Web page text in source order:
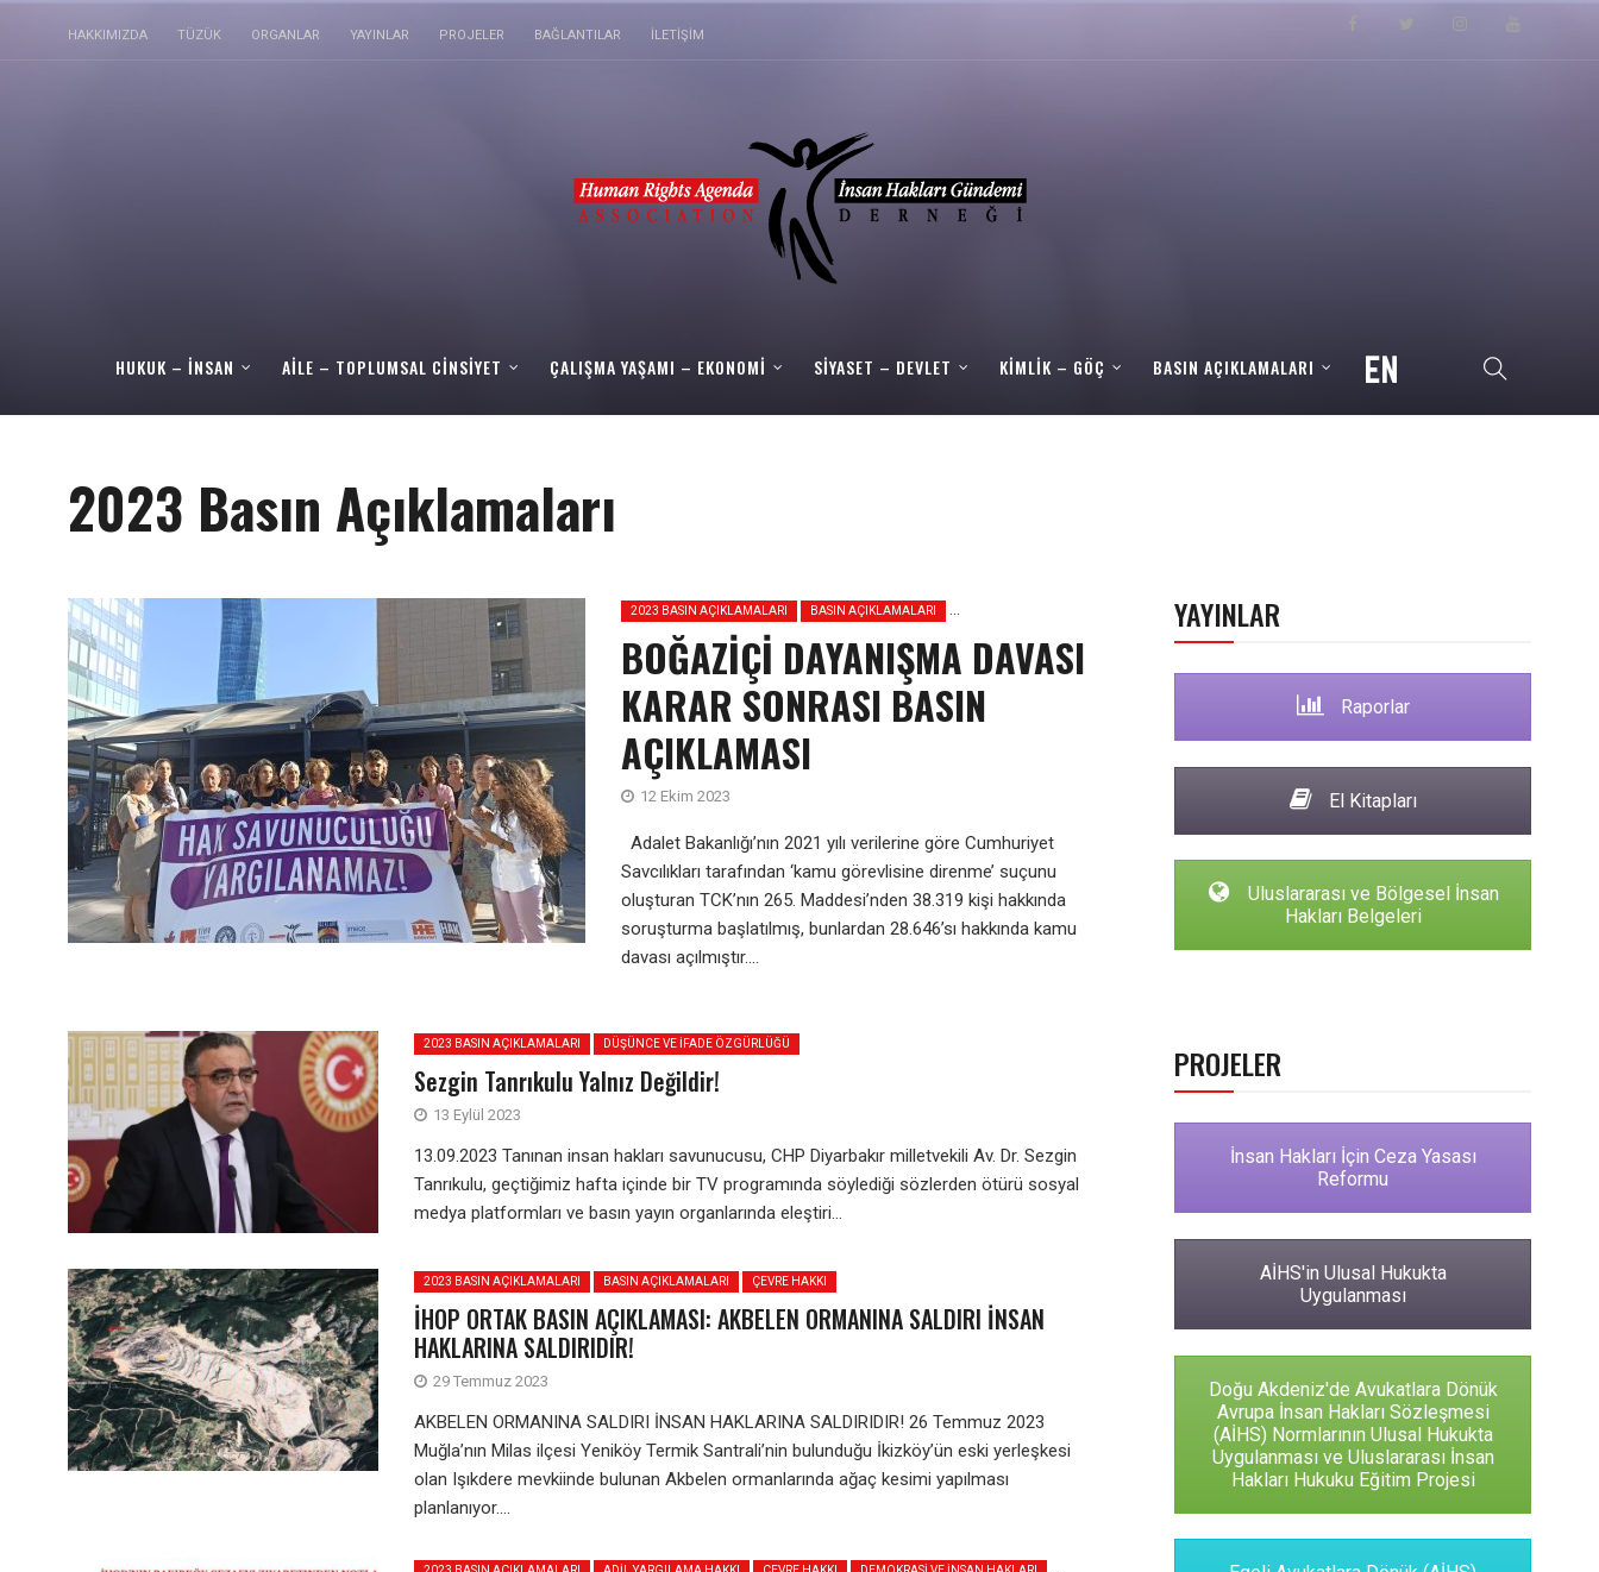
HAKKIMIZDA TÜZÜK ORGANLAR YAYINLAR PROJELER BAĞLANTILAR İLETIŞIM
HUKUK – İNSAN AILE – TOPLUMSAL CINSIYET ÇALIŞMA YAŞAMI – EKONOMI SIYASET – DEVLET KIMLIK – GÖÇ BASIN AÇIKLAMALARI
2023 Basın Açıklamaları
2023 BASIN AÇIKLAMALARI BASIN AÇIKLAMALARI
BOĞAZİÇİ DAYANIŞMA DAVASI
KARAR SONRASI BASIN
AÇIKLAMASI
12 Ekim 2023
Adalet Bakanlığı’nın 2021 yılı verilerine göre Cumhuriyet
Savcılıkları tarafından ‘kamu görevlisine direnme’ suçunu
oluşturan TCK’nın 265. Maddesi’nden 38.319 kişi hakkında
soruşturma başlatılmış, bunlardan 28.646’sı hakkında kamu
davası açılmıştır....
2023 BASIN AÇIKLAMALARI DÜŞÜNCE VE İFADE ÖZGÜRLÜĞÜ
Sezgin Tanrıkulu Yalnız Değildir!
13 Eylül 2023
13.09.2023 Tanınan insan hakları savunucusu, CHP Diyarbakır milletvekili Av. Dr. Sezgin
Tanrıkulu, geçtiğimiz hafta içinde bir TV programında söylediği sözlerden ötürü sosyal
medya platformları ve basın yayın organlarında eleştiri...
2023 BASIN AÇIKLAMALARI BASIN AÇIKLAMALARI ÇEVRE HAKKI
İHOP ORTAK BASIN AÇIKLAMASI: AKBELEN ORMANINA SALDIRI İNSAN
HAKLARINA SALDIRIDIR!
29 Temmuz 2023
AKBELEN ORMANINA SALDIRI İNSAN HAKLARINA SALDIRIDIR! 26 Temmuz 2023
Muğla’nın Milas ilçesi Yeniköy Termik Santrali’nin bulunduğu İkizköy’ün eski yerleşkesi
olan Işıkdere mevkiinde bulunan Akbelen ormanlarında ağaç kesimi yapılması
planlanıyor....
YAYINLAR
Raporlar
El Kitapları
Uluslararası ve Bölgesel İnsan
Hakları Belgeleri
PROJELER
İnsan Hakları İçin Ceza Yasası
Reformu
AİHS'in Ulusal Hukukta
Uygulanması
Doğu Akdeniz'de Avukatlara Dönük
Avrupa İnsan Hakları Sözleşmesi
(AİHS) Normlarının Ulusal Hukukta
Uygulanması ve Uluslararası İnsan
Hakları Hukuku Eğitim Projesi